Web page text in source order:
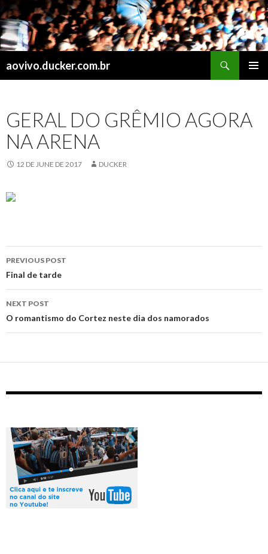
aovivo.ducker.com.br
GERAL DO GRÊMIO AGORA
NA ARENA
12 DE JUNE DE 2017 DUCKER
Post
navigation
PREVIOUS POST
Final de tarde
NEXT POST
O romantismo do Cortez neste dia dos namorados